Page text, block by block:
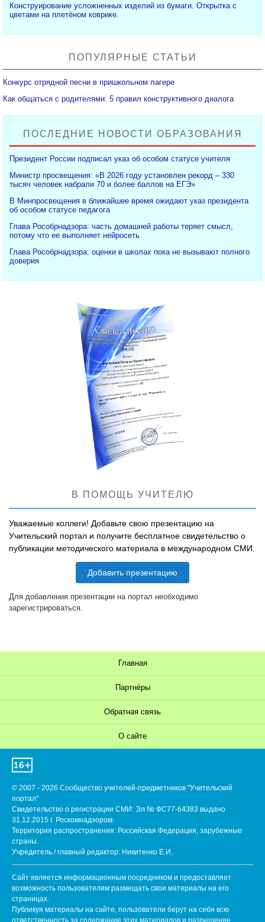
Конструирование усложненных изделий из бумаги. Открытка с
цветами на плетёном коврике.
ПОПУЛЯРНЫЕ СТАТЬИ
Конкурс отрядной песни в пришкольном лагере
Как общаться с родителями: 5 правил конструктивного диалога
ПОСЛЕДНИЕ НОВОСТИ ОБРАЗОВАНИЯ
Президент России подписал указ об особом статусе учителя
Министр просвещения: «В 2026 году установлен рекорд – 330
тысяч человек набрали 70 и более баллов на ЕГЭ»
В Минпросвещения в ближайшее время ожидают указ президента
об особом статусе педагога
Глава Рособрнадзора: часть домашней работы теряет смысл,
потому что ее выполняет нейросеть
Глава Рособрнадзора: оценки в школах пока не вызывают полного
доверия
В ПОМОЩЬ УЧИТЕЛЮ
Уважаемые коллеги! Добавьте свою презентацию на
Учительский портал и получите бесплатное свидетельство о
публикации методического материала в международном СМИ.
Добавить презентацию
Для добавления презентации на портал необходимо
зарегистрироваться.
Главная
Партнёры
Обратная связь
О сайте
© 2007 - 2026 Сообщество учителей-предметников "Учительский
портал"
Свидетельство о регистрации СМИ: Эл № ФС77-64383 выдано
31.12.2015 г. Роскомнадзором.
Территория распространения: Российская Федерация, зарубежные
страны.
Учредитель / главный редактор: Никитенко Е.И.
Сайт является информационным посредником и предоставляет
возможность пользователям размещать свои материалы на его
страницах.
Публикуя материалы на сайте, пользователи берут на себя всю